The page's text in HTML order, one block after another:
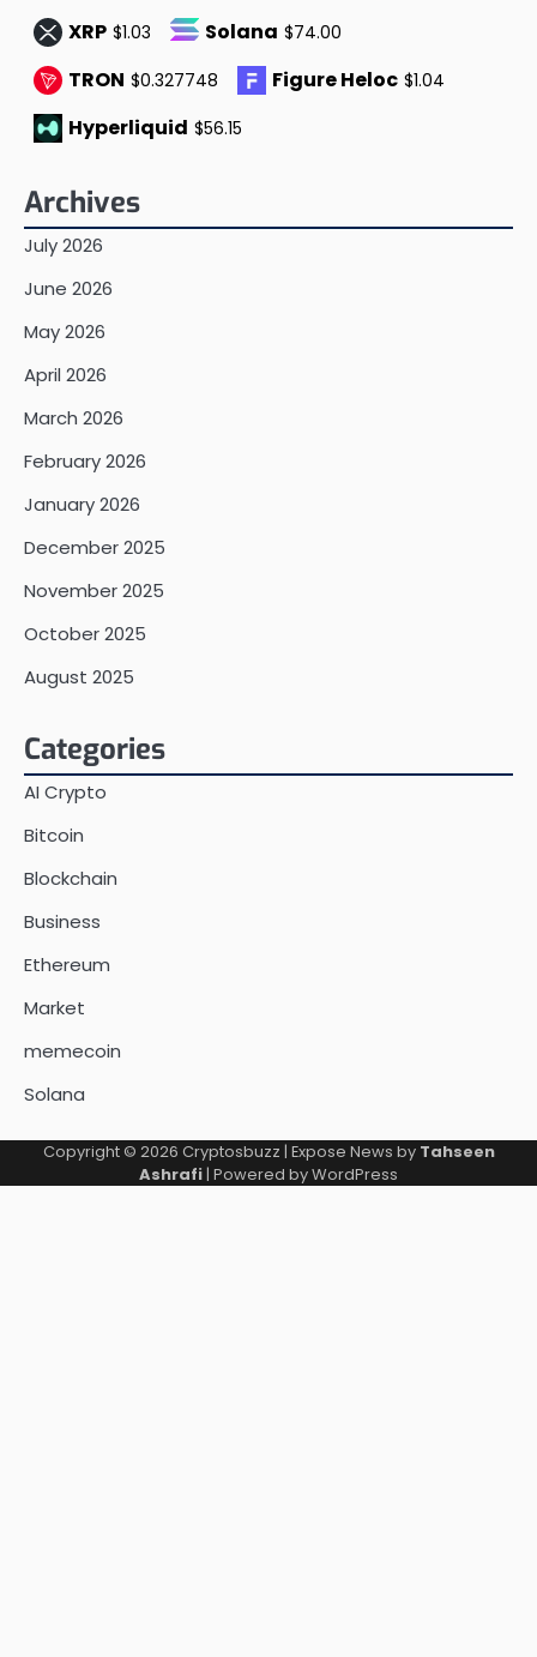
XRP $1.03 Solana $74.00
TRON $0.327748 Figure Heloc $1.04
Hyperliquid $56.15
Archives
July 2026
June 2026
May 2026
April 2026
March 2026
February 2026
January 2026
December 2025
November 2025
October 2025
August 2025
Categories
AI Crypto
Bitcoin
Blockchain
Business
Ethereum
Market
memecoin
Solana
Copyright © 2026 Cryptosbuzz | Expose News by Tahseen
Ashrafi | Powered byWordPress